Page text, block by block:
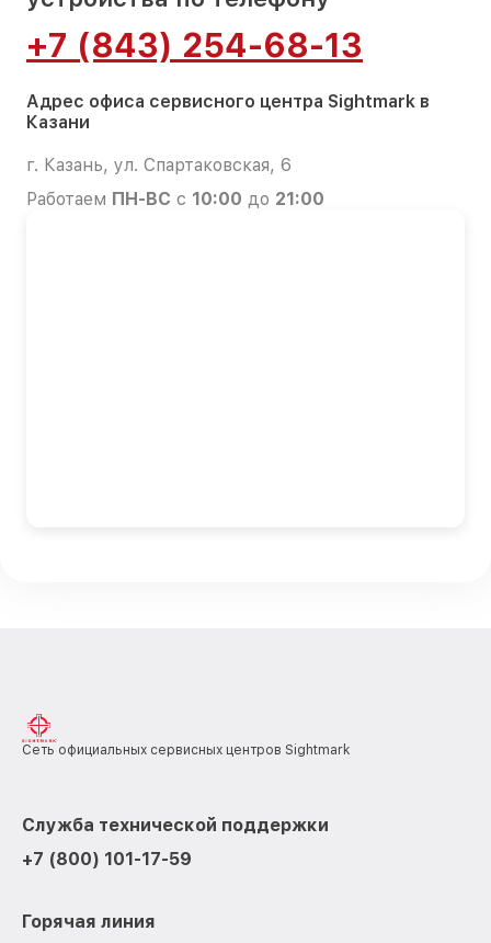
+7 (843) 254-68-13
Адрес офиса сервисного центра Sightmark в
Казани
г. Казань, ул. Спартаковская, 6
Работаем ПН-ВС с 10:00 до 21:00
Сеть официальных сервисных центров Sightmark
Служба технической поддержки
+7 (800) 101-17-59
Горячая линия